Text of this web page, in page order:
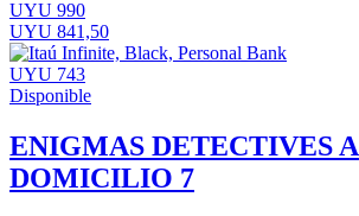
UYU 990
UYU 841,50
UYU 743
Disponible
ENIGMAS DETECTIVES A
DOMICILIO 7